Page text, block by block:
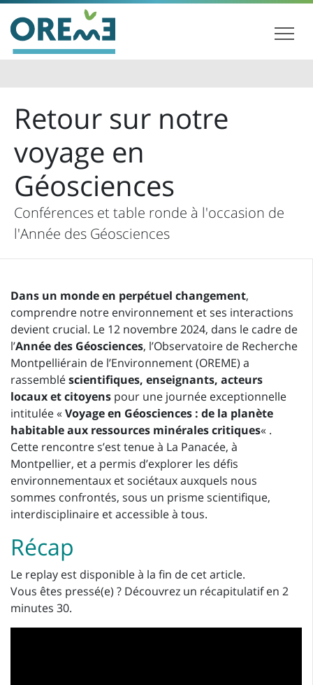
Retour sur notre
voyage en
Géosciences
Conférences et table ronde à l'occasion de
l'Année des Géosciences
Dans un monde en perpétuel changement,
comprendre notre environnement et ses interactions
devient crucial. Le 12 novembre 2024, dans le cadre de
l’Année des Géosciences, l’Observatoire de Recherche
Montpelliérain de l’Environnement (OREME) a
rassembléscientifiques, enseignants, acteurs
locaux et citoyens pour une journée exceptionnelle
intitulée « Voyage en Géosciences : de la planète
habitable aux ressources minérales critiques« .
Cette rencontre s’est tenue à La Panacée, à
Montpellier, et a permis d’explorer les défis
environnementaux et sociétaux auxquels nous
sommes confrontés, sous un prisme scientifique,
interdisciplinaire et accessible à tous.
Récap
Le replay est disponible à la fin de cet article.
Vous êtes pressé(e) ? Découvrez un récapitulatif en 2
minutes 30.